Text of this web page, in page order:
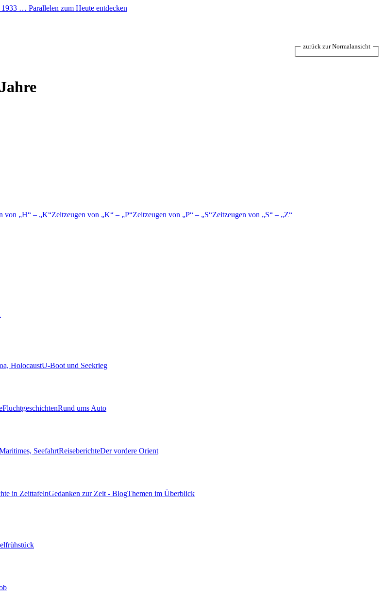
… Parallelen zum Heute entdecken
von H – K Zeitzeugen von K – P Zeitzeugen von P – S Zeitzeugen von S –
Z
HolocaustU-Boot und Seekrieg
FluchtgeschichtenRund ums Auto
SeefahrtReiseberichteDer vordere Orient
in ZeittafelnGedanken zur Zeit - BlogThemen im Überblick
zurück zur Normalansicht